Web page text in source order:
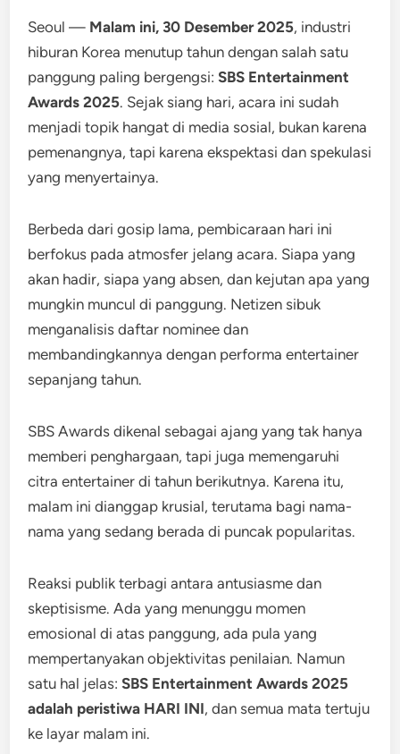
Seoul — Malam ini, 30 Desember 2025, industri
hiburan Korea menutup tahun dengan salah satu
panggung paling bergengsi:SBS Entertainment
Awards 2025. Sejak siang hari, acara ini sudah
menjadi topik hangat di media sosial, bukan karena
pemenangnya, tapi karena ekspektasi dan spekulasi
yang menyertainya.
Berbeda dari gosip lama, pembicaraan hari ini
berfokus pada atmosfer jelang acara. Siapa yang
akan hadir, siapa yang absen, dan kejutan apa yang
mungkin muncul di panggung. Netizen sibuk
menganalisis daftar nominee dan
membandingkannya dengan performa entertainer
sepanjang tahun.
SBS Awards dikenal sebagai ajang yang tak hanya
memberi penghargaan, tapi juga memengaruhi
citra entertainer di tahun berikutnya. Karena itu,
malam ini dianggap krusial, terutama bagi nama-
nama yang sedang berada di puncak popularitas.
Reaksi publik terbagi antara antusiasme dan
skeptisisme. Ada yang menunggu momen
emosional di atas panggung, ada pula yang
mempertanyakan objektivitas penilaian. Namun
satu hal jelas:SBS Entertainment Awards 2025
adalah peristiwa HARI INI, dan semua mata tertuju
ke layar malam ini.